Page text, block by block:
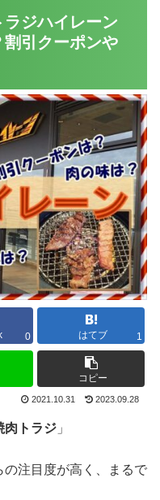
ジハイレーン
引クーポンや
0 はてブ 1
コピー
2021.10.31 2023.09.28
肉トラジ 」
注目度が高く、まるで